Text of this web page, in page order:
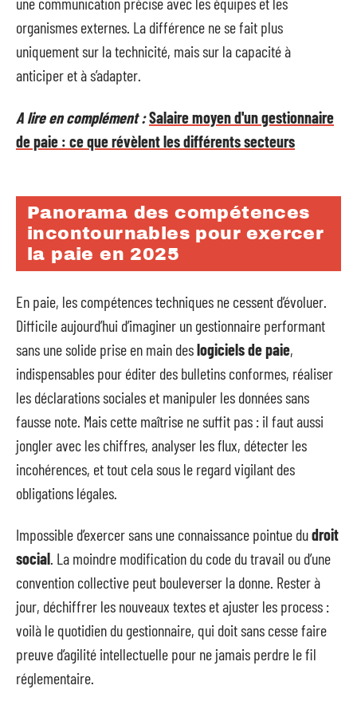
organismes externes. La différence ne se fait plus
uniquement sur la technicité, mais sur la capacité à
anticiper et à s’adapter.
A lire en complément :Salaire moyen d'un gestionnaire
de paie : ce que révèlent les différents secteurs
Panorama des compétences
incontournables pour exercer
la paie en 2025
En paie, les compétences techniques ne cessent d’évoluer.
Difficile aujourd’hui d’imaginer un gestionnaire performant
sans une solide prise en main deslogiciels de paie,
indispensables pour éditer des bulletins conformes, réaliser
les déclarations sociales et manipuler les données sans
fausse note. Mais cette maîtrise ne suffit pas : il faut aussi
jongler avec les chiffres, analyser les flux, détecter les
incohérences, et tout cela sous le regard vigilant des
obligations légales.
Impossible d’exercer sans une connaissance pointue dudroit
social. La moindre modification du code du travail ou d’une
convention collective peut bouleverser la donne. Rester à
jour, déchiffrer les nouveaux textes et ajuster les process :
voilà le quotidien du gestionnaire, qui doit sans cesse faire
preuve d’agilité intellectuelle pour ne jamais perdre le fil
réglementaire.